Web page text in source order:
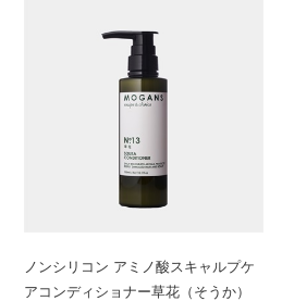
ノンシリコン アミノ酸スキャルプケ
アコンディショナー草花（そうか）